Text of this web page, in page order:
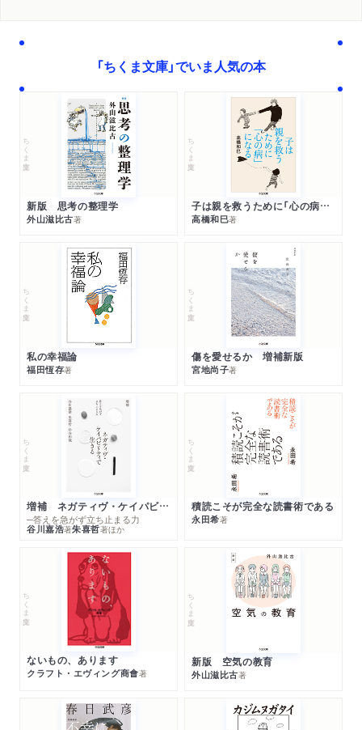
麦／〝エンタツ〟鍋
／「芳香炉」をめぐる語り／食堂の「しっぽく鍋」
第３章 なにを「とじる」か
１ 謎かけ丼
丼物の名前／「親子」と「他人」／どちらをとじるか？／玉子で蓋
２ 〈麺・丼〉問答
３ とじなくても美味しいんです
ねぎの切り方／食堂でお月見を
４ 「あんかけ」をご存じですか？
出汁を食べる／それは玉子とじなのか？／「たぬき」にあらず／
謎
１ どこでも 〈中華そば〉
スバといなり／かまぼこはあるやなしや
２ 〈ちゃんぽん〉とりどり
丼のなかの別世界／昭和京都の「チヤンポン丼」／長崎憧憬／
〈中華〉と〈和風〉
３ 〈あんかけ〉の都
［龍鳳］の品書き／町中華のチャンポン麺／魅惑の白／〈けいら
ん〉系中華／カレー丼
４ 台を替える愉しみ
「そばだいで」／うどん出汁の中華麺／「キーシマ」と「中はく」／
京料理のような／
「台ぬき」のいろいろ／空飛ぶマダムの後口直し／「玉吸い」と甘
味でささやかなぜい
「ちくま文庫」でいま人気の本
ちくま文庫
新版 思考の整理学
外山滋比古著
ちくま文庫
子は親を救うために「心の病」になる
高橋和巳著
ちくま文庫
私の幸福論
福田恆存著
ちくま文庫
傷を愛せるか 増補新版
宮地尚子著
ちくま文庫
増補 ネガティヴ・ケイパビリティで生きる
─答えを急がず立ち止まる力
谷川嘉浩著朱喜哲著ほか
ちくま文庫
積読こそが完全な読書術である
永田希著
ちくま文庫
ないもの、あります
クラフト・エヴィング商會著
ちくま文庫
新版 空気の教育
外山滋比古著